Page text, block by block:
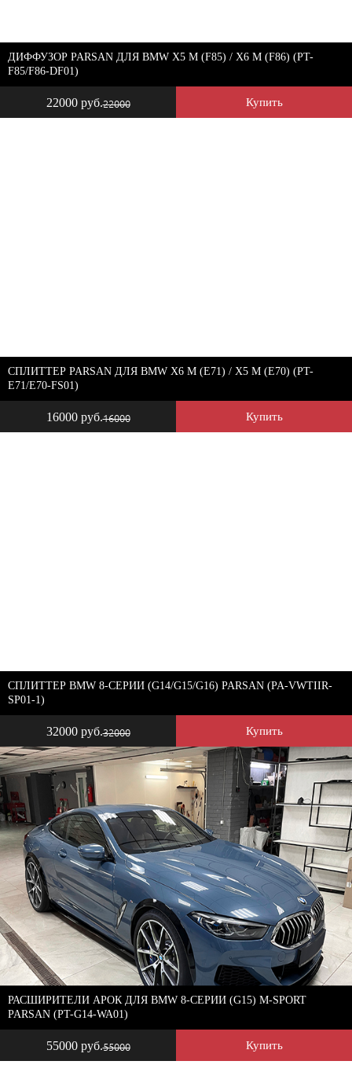
22000 руб.22000 Купить
ДИФФУЗОР PARSAN ДЛЯ BMW X5 M (F85) / X6 M (F86) (PT-
F85/F86-DF01)
16000 руб.16000 Купить
СПЛИТТЕР PARSAN ДЛЯ BMW X6 M (E71) / X5 M (E70) (PT-
E71/E70-FS01)
32000 руб.32000 Купить
СПЛИТТЕР BMW 8-СЕРИИ (G14/G15/G16) PARSAN (PA-VWTIIR-
SP01-1)
55000 руб.55000 Купить
РАСШИРИТЕЛИ АРОК ДЛЯ BMW 8-СЕРИИ (G15) M-SPORT
PARSAN (PT-G14-WA01)